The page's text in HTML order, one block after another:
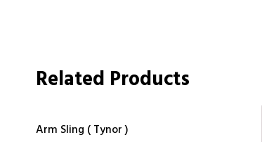
Related Products
Arm Sling ( Tynor )